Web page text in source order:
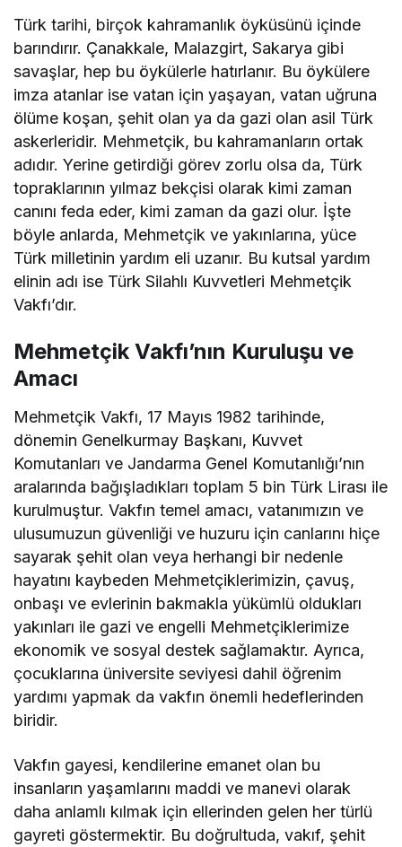
Türk tarihi, birçok kahramanlık öyküsünü içinde
barındırır. Çanakkale, Malazgirt, Sakarya gibi
savaşlar, hep bu öykülerle hatırlanır. Bu öykülere
imza atanlar ise vatan için yaşayan, vatan uğruna
ölüme koşan, şehit olan ya da gazi olan asil Türk
askerleridir. Mehmetçik, bu kahramanların ortak
adıdır. Yerine getirdiği görev zorlu olsa da, Türk
topraklarının yılmaz bekçisi olarak kimi zaman
canını feda eder, kimi zaman da gazi olur. İşte
böyle anlarda, Mehmetçik ve yakınlarına, yüce
Türk milletinin yardım eli uzanır. Bu kutsal yardım
elinin adı ise Türk Silahlı Kuvvetleri Mehmetçik
Vakfı’dır.
Mehmetçik Vakfı’nın Kuruluşu ve
Amacı
Mehmetçik Vakfı, 17 Mayıs 1982 tarihinde,
dönemin Genelkurmay Başkanı, Kuvvet
Komutanları ve Jandarma Genel Komutanlığı’nın
aralarında bağışladıkları toplam 5 bin Türk Lirası ile
kurulmuştur. Vakfın temel amacı, vatanımızın ve
ulusumuzun güvenliği ve huzuru için canlarını hiçe
sayarak şehit olan veya herhangi bir nedenle
hayatını kaybeden Mehmetçiklerimizin, çavuş,
onbaşı ve evlerinin bakmakla yükümlü oldukları
yakınları ile gazi ve engelli Mehmetçiklerimize
ekonomik ve sosyal destek sağlamaktır. Ayrıca,
çocuklarına üniversite seviyesi dahil öğrenim
yardımı yapmak da vakfın önemli hedeflerinden
biridir.
Vakfın gayesi, kendilerine emanet olan bu
insanların yaşamlarını maddi ve manevi olarak
daha anlamlı kılmak için ellerinden gelen her türlü
gayreti göstermektir. Bu doğrultuda, vakıf, şehit